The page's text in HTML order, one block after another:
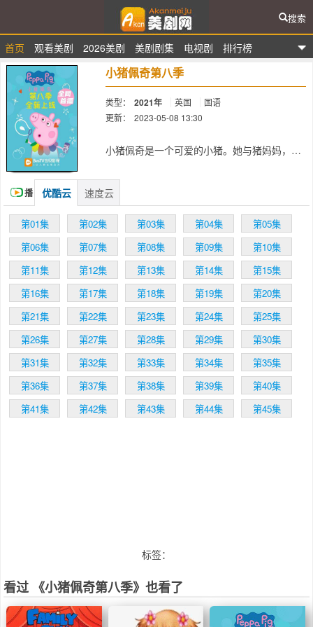
爱看美剧网
首页 观看美剧 2026美剧 美剧剧集 电视剧 排行榜
搜索
小猪佩奇第八季
类型： 2021年 英国
国语
更新：
2023-05-08 13:30
小猪佩奇是一个可爱的小猪。她与猪妈妈，猪
的事情是玩游戏、化妆游戏、郊游，以及在小
泥坑里快乐的跳上跳下！
播 优酷云 速度云
第01集 第02集 第03集 第04集
第05集
第06集
第07集 第08集 第09集
第10集
第11集
第12集 第13集 第14集
第15集
第16集
第17集 第18集 第19集
第20集
第21集
第22集 第23集 第24集
第25集
第26集
第27集 第28集 第29集
第30集
第31集
第32集 第33集 第34集
第35集
第36集
第37集 第38集 第39集
第40集
第41集
第42集 第43集 第44集 第45集
标签：
看过 《小猪佩奇第八季》也看了